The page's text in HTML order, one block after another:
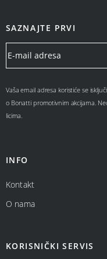
SAZNAJTE PRVI
Vaša email adresa koristiće se
o Bonatti promotivnim akcijama.
licima.
INFO
Kontakt
O nama
KORISNIČKI SERVIS